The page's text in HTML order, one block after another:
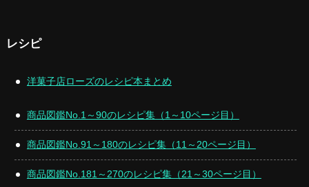
レシピ
洋菓子店ローズのレシピ本まとめ
商品図鑑No.1～90のレシピ集（1～10ページ目）
商品図鑑No.91～180のレシピ集（11～20ページ目）
商品図鑑No.181～270のレシピ集（21～30ページ目）